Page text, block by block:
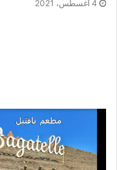
4 أغسطس، 2021